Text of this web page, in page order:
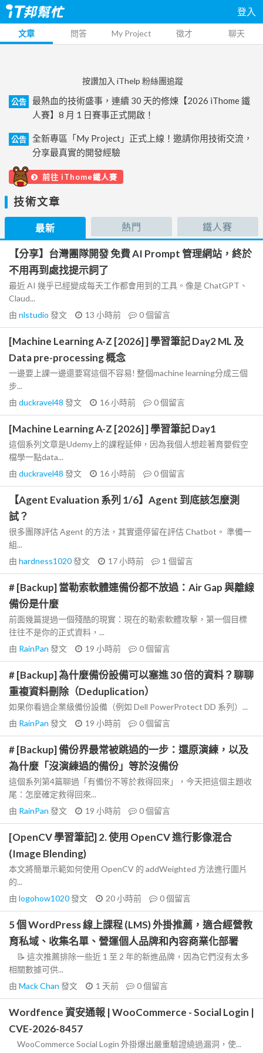
登入
文章 問答 My Project 徵才 聊天
按讚加入 iThelp 粉絲團追蹤
公告
最熱血的技術盛事，連續 30 天的修煉【2026 iThome 鐵
人賽】8 月 1 日賽事正式開啟！
公告
全新專區「My Project」正式上線！邀請你用技術交流，
分享最真實的開發經驗
前往 iThome鐵人賽
技術文章
最新 熱門 鐵人賽
【分享】台灣團隊開發 免費 AI Prompt 管理網站，終於
不用再到處找提示詞了
最近 AI 幾乎已經變成每天工作都會用到的工具。像是 ChatGPT、
Claud...
由 nlstudio 發文 13 小時前 0個留言
[Machine Learning A-Z [2026] ] 學習筆記 Day2 ML 及
Data pre-processing 概念
一邊要上課一邊還要寫這個不容易! 整個machine learning分成三個
步...
由 duckravel48 發文 16 小時前 0個留言
[Machine Learning A-Z [2026] ] 學習筆記 Day1
這個系列文章是Udemy上的課程延伸，因為我個人想趁著育嬰假空
檔學一點data...
由 duckravel48 發文 16 小時前 0個留言
【Agent Evaluation 系列 1/6】Agent 到底該怎麼測
試？
很多團隊評估 Agent 的方法，其實還停留在評估 Chatbot。 準備一
組...
由 hardness1020發文 17 小時前 1 個留言
# [Backup] 當勒索軟體連備份都不放過：Air Gap 與離線
備份是什麼
前面幾篇提過一個殘酷的現實：現在的勒索軟體攻擊，第一個目標
往往不是你的正式資料，...
由 RainPan 發文 19 小時前 0個留言
# [Backup] 為什麼備份設備可以塞進 30 倍的資料？聊聊
重複資料刪除（Deduplication）
如果你看過企業級備份設備（例如 Dell PowerProtect DD 系列）...
由 RainPan 發文 19 小時前 0個留言
# [Backup] 備份界最常被跳過的一步：還原演練，以及
為什麼「沒演練過的備份」等於沒備份
這個系列第4篇聊過「有備份不等於救得回來」，今天把這個主題收
尾：怎麼確定救得回來...
由 RainPan 發文 19 小時前 0個留言
[OpenCV 學習筆記] 2. 使用 OpenCV 進行影像混合
(Image Blending)
本文將簡單示範如何使用 OpenCV 的 addWeighted 方法進行圖片
的...
由 logohow1020發文 20 小時前 0個留言
5 個 WordPress 線上課程 (LMS) 外掛推薦，適合經營教
育私域、收集名單、營運個人品牌和內容商業化部署
📝 這次推薦排除一些近 1 至 2 年的新進品牌，因為它們沒有太多
相關數據可供...
由 Mack Chan 發文 1 天前 0個留言
Wordfence 資安通報 | WooCommerce - Social Login |
CVE-2026-8457
WooCommerce Social Login 外掛爆出嚴重驗證繞過漏洞，使...